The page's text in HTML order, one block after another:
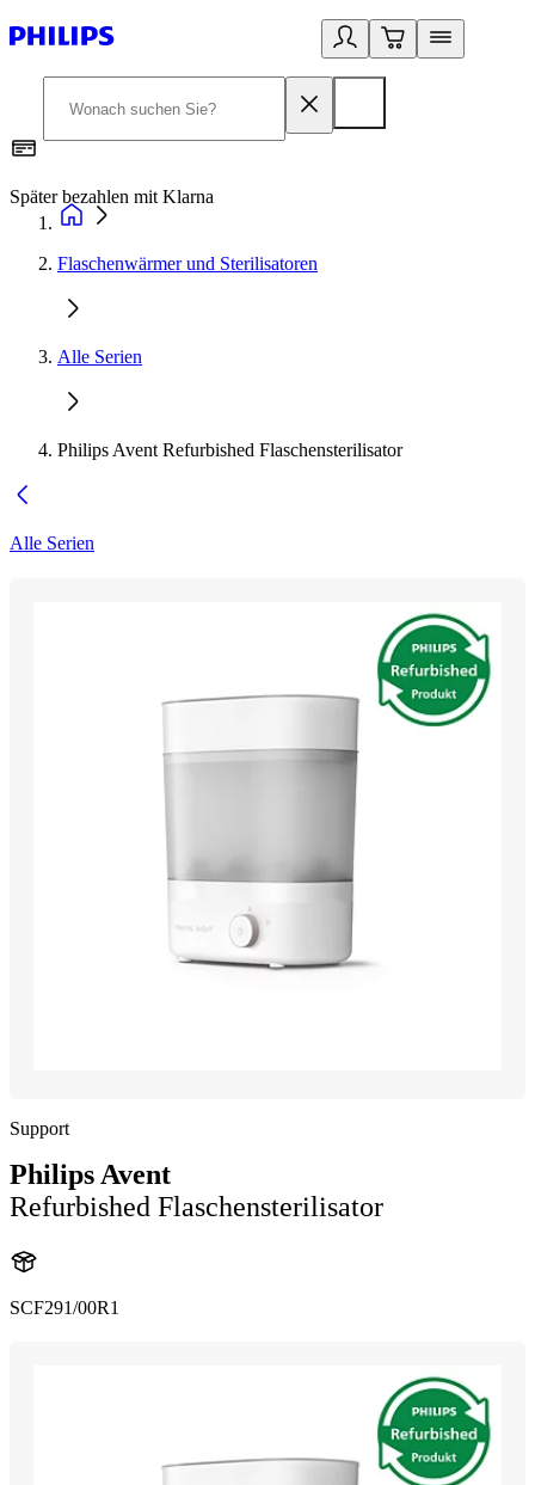
Später bezahlen mit Klarna
Flaschenwärmer und Sterilisatoren
Alle Serien
Philips Avent Refurbished Flaschensterilisator
Alle Serien
Support
Philips Avent
Refurbished Flaschensterilisator
SCF291/00R1